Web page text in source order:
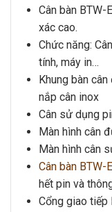
Cân bàn BTW-
xác cao.
Chức năng:
tính, máy in…
Khung bàn
nắp cân inox
Cân sử dụng
Màn hình cân
Màn hình cân
Cân bàn BTW-
hết pin và
Cổng giao tiếp